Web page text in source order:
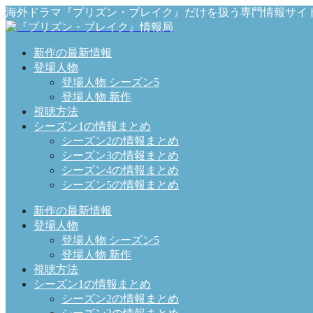
海外ドラマ『プリズン・ブレイク』だけを扱う専門情報サイ
新作の最新情報
登場人物
登場人物 シーズン5
登場人物 新作
視聴方法
シーズン1の情報まとめ
シーズン2の情報まとめ
シーズン3の情報まとめ
シーズン4の情報まとめ
シーズン5の情報まとめ
新作の最新情報
登場人物
登場人物 シーズン5
登場人物 新作
視聴方法
シーズン1の情報まとめ
シーズン2の情報まとめ